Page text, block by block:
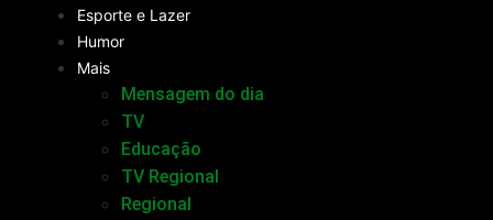
Esporte e Lazer
Humor
Mais
Mensagem do dia
TV
Educação
TV Regional
Regional